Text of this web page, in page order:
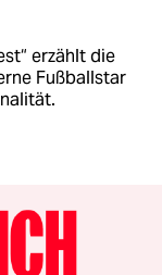
erzählt die
Fußballstar